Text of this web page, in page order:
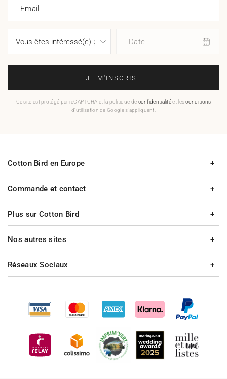
Email
Date
JE M'INSCRIS !
Ce site est protégé par reCAPTCHA et la politique de confidentialitéet lesconditions
d'utilisation de Google s'appliquent.
Commande et contact
Plus sur Cotton Bird
Cotton Bird en Europe
Nos autres sites
Réseaux Sociaux